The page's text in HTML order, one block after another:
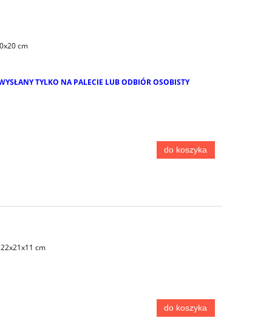
cm
TYLKO NA PALECIE LUB ODBIÓR OSOBISTY
do koszyka
cm
do koszyka